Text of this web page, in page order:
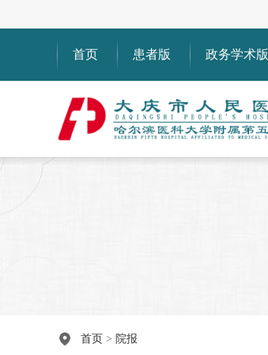
首页 患者版 政务学术版
首页 > 院报